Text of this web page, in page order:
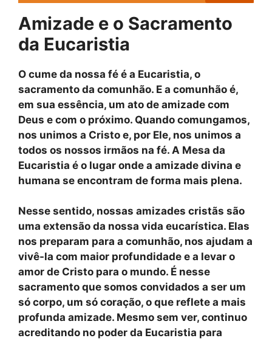
Amizade e o Sacramento
da Eucaristia
O cume da nossa fé é a Eucaristia, o
sacramento da comunhão. E a comunhão é,
em sua essência, um ato de amizade com
Deus e com o próximo. Quando comungamos,
nos unimos a Cristo e, por Ele, nos unimos a
todos os nossos irmãos na fé. A Mesa da
Eucaristia é o lugar onde a amizade divina e
humana se encontram de forma mais plena.
Nesse sentido, nossas amizades cristãs são
uma extensão da nossa vida eucarística. Elas
nos preparam para a comunhão, nos ajudam a
vivê-la com maior profundidade e a levar o
amor de Cristo para o mundo. É nesse
sacramento que somos convidados a ser um
só corpo, um só coração, o que reflete a mais
profunda amizade. Mesmo sem ver, continuo
acreditando no poder da Eucaristia para